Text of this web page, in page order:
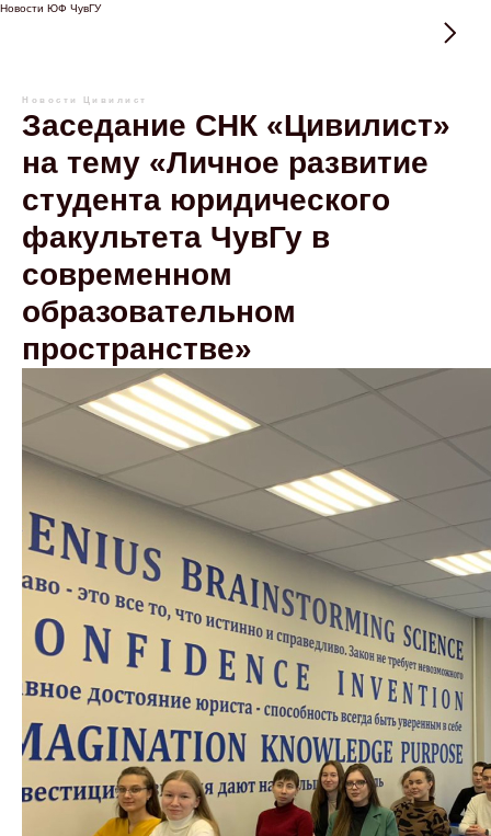
Новости ЮФ ЧувГУ
Новости Цивилист
Заседание СНК «Цивилист»
на тему «Личное развитие
студента юридического
факультета ЧувГу в
современном
образовательном
пространстве»